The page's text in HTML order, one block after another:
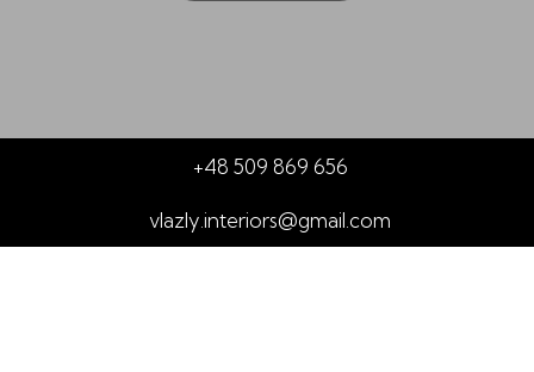
vlazly.interiors@gmail.com
+48 509 869 656